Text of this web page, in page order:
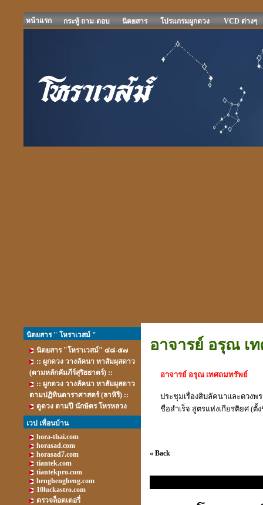
หน้าแรก กระทู้ ถาม-ตอบ นิตยสาร โปรแกรมผูกดวง VCD ต่างๆ
นิตยสาร " โหราเวสม์ "
นิตยสาร "โหราเวสม์" ๔๘-๕๗
:: ผูกดวง วางลัคนา หาสัมผุสดาว
(ตามหลักคัมภีร์สุริยยาตร์) ::
:: ผูกดวง วางลัคนา หาสัมผุสดาว
ตามปฏิทินดาราศาสตร์ (ลาหิรี) ::
ดูดวง ตามปี นักษัตร โหรหลวง
เวป เพื่อนบ้าน
hora-thai.com
horasad.com
horasad7.com
tiantek.com
tiantekpro.com
henghengheng.com
10luckastro.com
ตรวจล็อตเตอรี่
อาจารย์ อรุณ เ
อาจารย์ อรุณ เทศถมทรัพย์
ประชุมเรื่องสิบลัคนาและดวงพ
ชื่อสำเร็จ สูตรแห่งเกียรติยศ (ตั้
« Back